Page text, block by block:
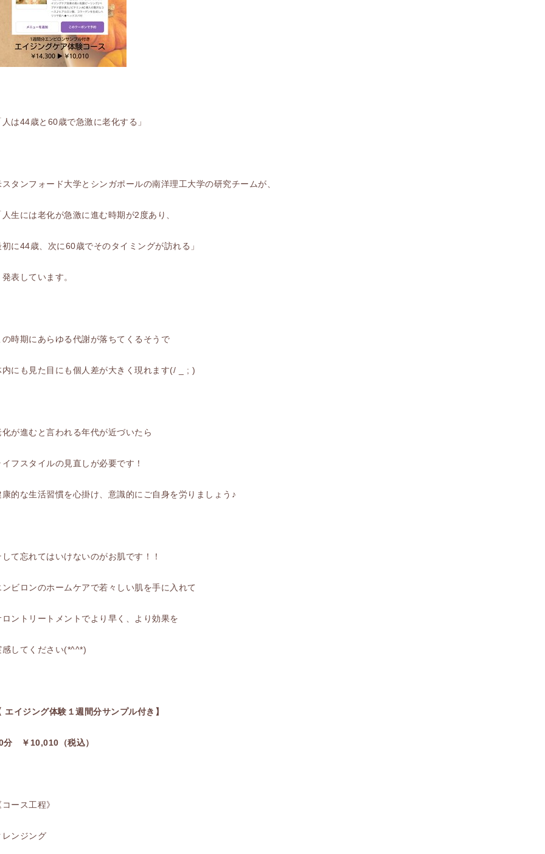
人は44歳と60歳で急激に老化する」
スタンフォード大学とシンガポールの南洋理工大学の研究チームが、
人生には老化が急激に進む時期が2度あり、
初に44歳、次に60歳でそのタイミングが訪れる」
発表しています。
の時期にあらゆる代謝が落ちてくるそうで
内にも見た目にも個人差が大きく現れます(/ _ ; )
化が進むと言われる年代が近づいたら
イフスタイルの見直しが必要です！
康的な生活習慣を心掛け、意識的にご自身を労りましょう♪
して忘れてはいけないのがお肌です！！
ンビロンのホームケアで若々しい肌を手に入れて
ロントリートメントでより早く、より効果を
感してください(*^^*)
エイジング体験１週間分サンプル付き】
分 ￥10,010（税込）
ース工程》
レンジング